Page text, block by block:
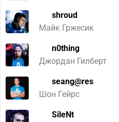
shroud
Майк Гржесик
n0thing
Джордан Гилберт
seang@res
Шон Гейрс
SileNt